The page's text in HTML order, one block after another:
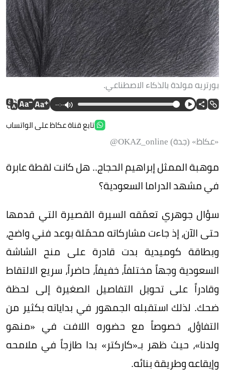
بورتريه مولدة بالذكاء الاصطناعي.
--:--
تابع قناة عكاظ على الواتساب
«عكاظ» (جدة) OKAZ_online@
موهبة الممثل إبراهيم الحجاج.. هل كانت لقطة عابرة
في مشهد الدراما السعودية؟
سؤال جوهري تعمّقه السيرة القصيرة التي قدمها
حتى الآن، إذ جاءت مشاركاته محمّلة بوعد فني واضح،
وبطاقة كوميدية بدت قادرة على منح الشاشة
السعودية وجهاً مختلفاً، خفيفاً، حاضراً، سريع الالتقاط
وقادراً على تحويل التفاصيل الصغيرة إلى لحظة
ضحك. لذلك استقبله الجمهور في بداياته بكثير من
التفاؤل، خصوصاً مع حضوره اللافت في «منهو
ولدنا»، حيث ظهر بـ«كاركتر» بدا طازجاً في ملامحه
وإيقاعه وطريقة بنائه.